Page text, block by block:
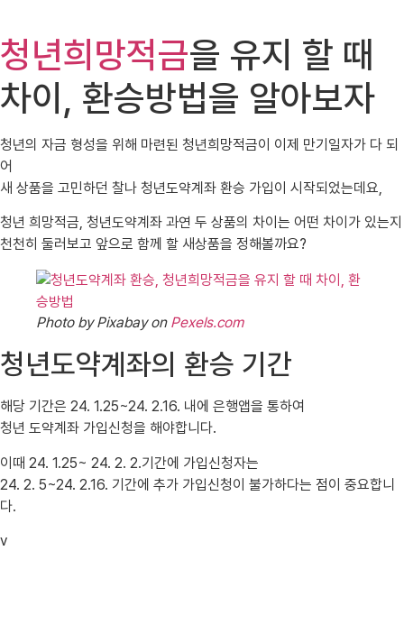
청년희망적금을 유지 할 때
차이, 환승방법을 알아보자
청년의 자금 형성을 위해 마련된 청년희망적금이 이제 만기일자가 다 되
어
새 상품을 고민하던 찰나 청년도약계좌 환승 가입이 시작되었는데요,
청년 희망적금, 청년도약계좌 과연 두 상품의 차이는 어떤 차이가 있는지
천천히 둘러보고 앞으로 함께 할 새상품을 정해볼까요?
Photo by Pixabay on Pexels.com
청년도약계좌의 환승 기간
해당 기간은 24. 1.25~24. 2.16. 내에 은행앱을 통하여
청년 도약계좌 가입신청을 해야합니다.
이때 24. 1.25~ 24. 2. 2.기간에 가입신청자는
24. 2. 5~24. 2.16. 기간에 추가 가입신청이 불가하다는 점이 중요합니
다.
v